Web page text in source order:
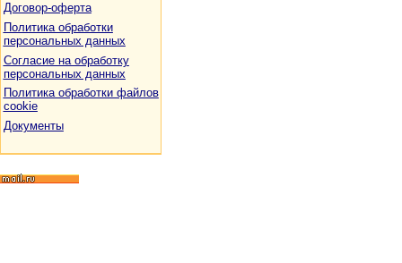
Договор-оферта
Политика обработки
персональных данных
Согласие на обработку
персональных данных
Политика обработки файлов
cookie
Документы